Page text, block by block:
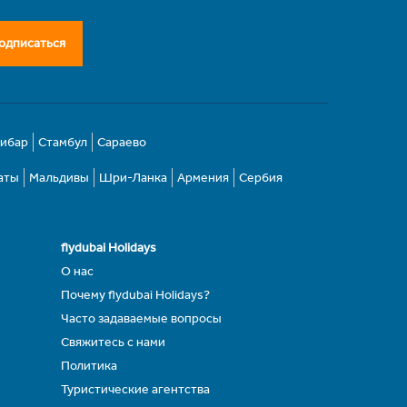
Стамбул Сараево
Мальдивы Шри-Ланка Армения Сербия
flydubai Holidays
О нас
Почему flydubai Holidays?
Часто задаваемые вопросы
Свяжитесь с нами
Политика
Туристические агентства